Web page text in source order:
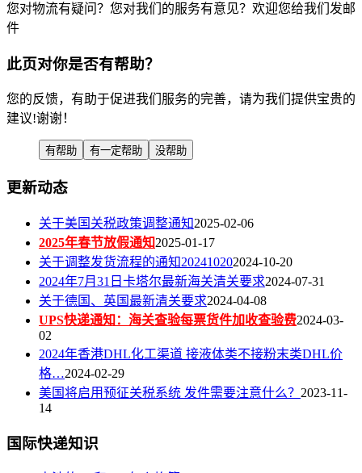
客户:iamjuliet***
方案二、方案三，十分感谢！...
客户:188*****062
刚在网上收到这家空运货代，还在考察，希望能合作成
功。联系人黄先生反馈很快，先赞一个...
客户:68...6@qq.com
客户:zhaomu***
还没合作，但很专业,从L/C到原产国证明，都介绍得很
清楚...
客户:iamjuliet***
专业爆棚！很值得合作的公司！通过沟通和交流能第一
时间解决问题，并且非常精准！赞！
客户:spawnzk
服务很好,有问必答,很好的帮我想方案,箱单出来会继续
您对物流有疑问？您对我们的服务有意见？欢迎您给我们发邮
件
此页对你是否有帮助？
您的反馈，有助于促进我们服务的完善，请为我们提供宝贵的
建议!谢谢！
有帮助 有一定帮助 没帮助
更新动态
关于美国关税政策调整通知2025-02-06
2025年春节放假通知2025-01-17
关于调整发货流程的通知202410202024-10-20
2024年7月31日卡塔尔最新海关清关要求2024-07-31
关于德国、英国最新清关要求2024-04-08
UPS快递通知：海关查验每票货件加收查验费2024-03-
02
2024年香港DHL化工渠道 接液体类不接粉末类DHL价
格…2024-02-29
美国将启用预征关税系统 发件需要注意什么？ 2023-11-
14
国际快递知识